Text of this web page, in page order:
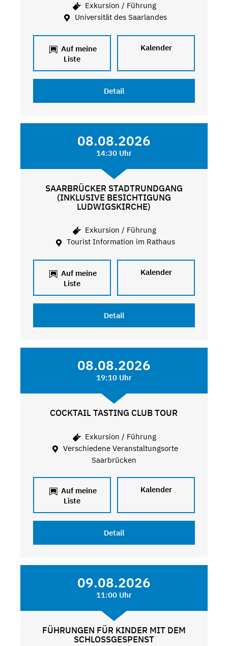
Exkursion / Führung
Universität des Saarlandes
Auf meine
Liste
Kalender
Detail
08.08.2026
14:30 Uhr
SAARBRÜCKER STADTRUNDGANG
(INKLUSIVE BESICHTIGUNG
LUDWIGSKIRCHE)
Exkursion / Führung
Tourist Information im Rathaus
Auf meine
Liste
Kalender
Detail
08.08.2026
19:10 Uhr
COCKTAIL TASTING CLUB TOUR
Exkursion / Führung
Verschiedene Veranstaltungsorte
Saarbrücken
Auf meine
Liste
Kalender
Detail
09.08.2026
11:00 Uhr
FÜHRUNGEN FÜR KINDER MIT DEM
SCHLOSSGESPENST